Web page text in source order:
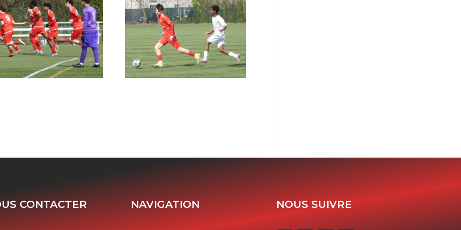
CONTACTER NAVIGATION NOUS SUIVRE